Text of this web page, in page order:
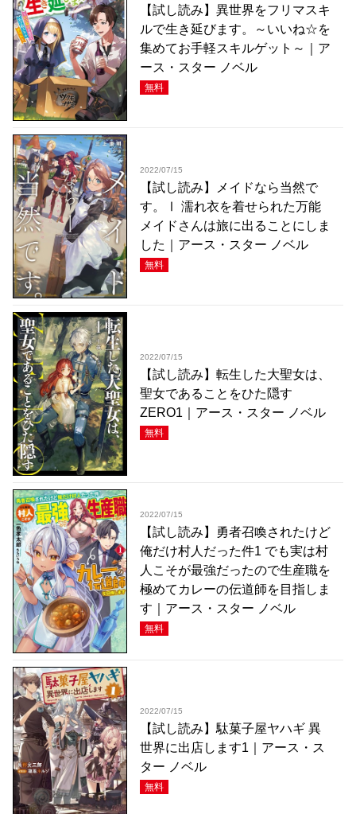
【試し読み】異世界をフリマスキ
ルで生き延びます。～いいね☆を
集めてお手軽スキルゲット～｜ア
ース・スター ノベル
無料
2022/07/15
【試し読み】メイドなら当然で
す。Ⅰ 濡れ衣を着せられた万能
メイドさんは旅に出ることにしま
した｜アース・スター ノベル
無料
2022/07/15
【試し読み】転生した大聖女は、
聖女であることをひた隠す
ZERO1｜アース・スター ノベル
無料
2022/07/15
【試し読み】勇者召喚されたけど
俺だけ村人だった件1 でも実は村
人こそが最強だったので生産職を
極めてカレーの伝道師を目指しま
す｜アース・スター ノベル
無料
2022/07/15
【試し読み】駄菓子屋ヤハギ 異
世界に出店します1｜アース・ス
ター ノベル
無料